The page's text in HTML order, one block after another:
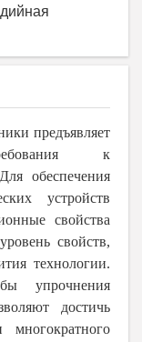
предъявляет
к
обеспечения
устройств
свойства
свойств,
технологии.
упрочнения
достичь